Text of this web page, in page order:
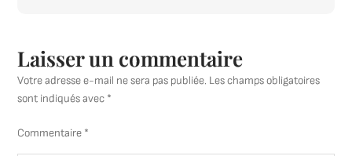
Laisser un commentaire
Votre adresse e-mail ne sera pas publiée. Les champs obligatoires
sont indiqués avec *
Commentaire *